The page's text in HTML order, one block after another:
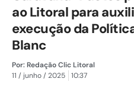
ao Litoral para
execução da
Blanc
Por:Redação Clic Litoral
11 / junho / 2025
10:37